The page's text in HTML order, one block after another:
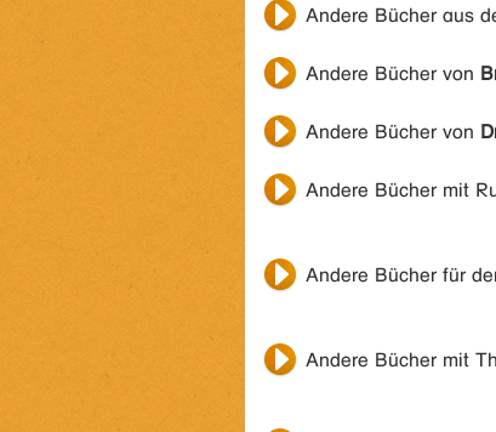
Andere Bücher aus
Andere Bücher von
Andere Bücher von
Andere Bücher mit
Andere Bücher für
Andere Bücher mit